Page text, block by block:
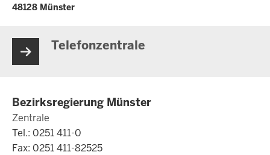
48128 Münster
Telefonzentrale
Bezirksregierung Münster
Zentrale
Tel.: 0251 411-0
Fax: 0251 411-82525